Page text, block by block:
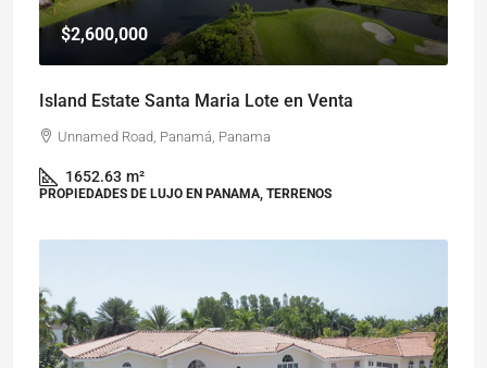
$2,600,000
Island Estate Santa Maria Lote en Venta
Unnamed Road, Panamá, Panama
1652.63 m²
PROPIEDADES DE LUJO EN PANAMA, TERRENOS